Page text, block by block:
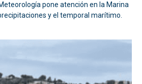
pone atención en la Marina
y el temporal marítimo.